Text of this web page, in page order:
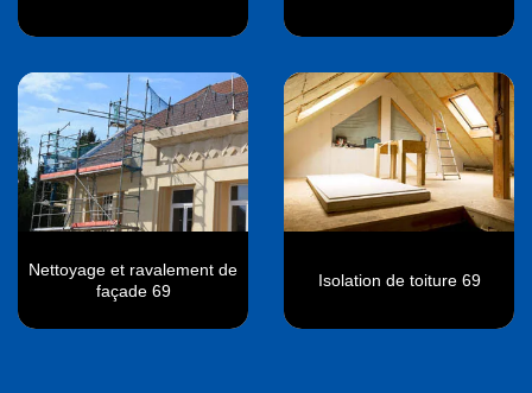
Nettoyage et ravalement de
façade 69
Isolation de toiture 69